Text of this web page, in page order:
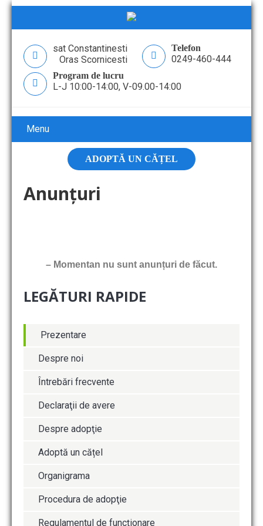
sat Constantinesti
Oras Scornicesti
Telefon
0249-460-444
Program de lucru
L-J 10:00-14:00, V-09.00-14:00
Menu
ADOPTĂ UN CĂȚEL
Anunțuri
– Momentan nu sunt anunțuri de făcut.
LEGĂTURI RAPIDE
Prezentare
Despre noi
Întrebări frecvente
Declaraţii de avere
Despre adopţie
Adoptă un cățel
Organigrama
Procedura de adopţie
Regulamentul de funcţionare